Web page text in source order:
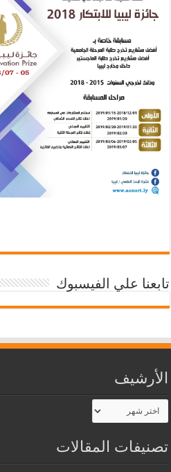
تابعنا علي الفيسبوك
الأرشيف
الأرشيف
تصنيفات المقالات